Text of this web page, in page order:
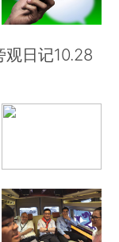
日记10.28